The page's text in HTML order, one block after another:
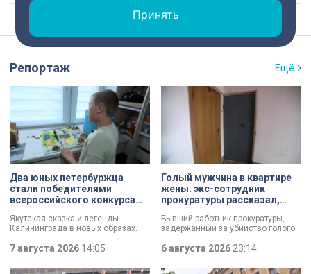
Репортаж Ещё
Два юных петербуржца
стали победителями
всероссийского конкурса
Якутская сказка и легенды
Калининграда в новых образах.
победителями всероссийского
Россия». Их работы с
7 августа 2026 14:05
Голый мужчина в квартире
жены: экс-сотрудник
прокуратуры рассказал,
Бывший работник прокуратуры,
задержанный за убийство голого
которые толкнули его на страшное
вынес мертвеца из дома на улице
6 августа 202623:14
Принять